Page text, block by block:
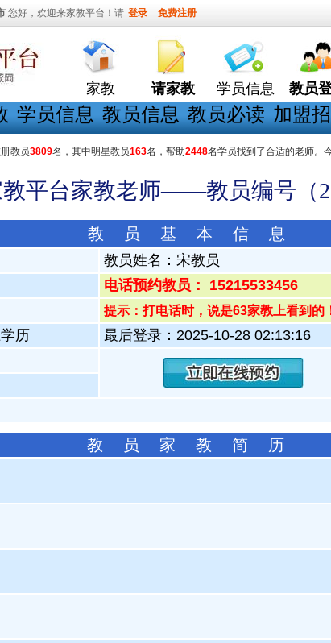
您好，欢迎来家教平台！请 登录 免费注册
家教 请家教 学员信息 教员
学员信息 教员信息 教员必读 加盟
教员3809名，其中明星教员163名，帮助2448名学员找到了合适的老师。
教平台家教老师——教员编号（
教 员 基 本 信 息
教员姓名： 宋教员
电话预约教员： 15215533456
提示：打电话时，说是63家教上看到的
历
最后登录：2025-10-28 02:13:16
教 员 家 教 简 历